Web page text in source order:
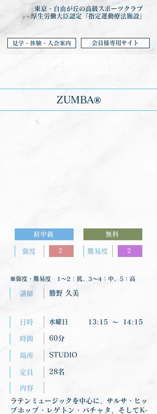
東京・自由が丘の高級スポーツクラブ
厚生労働大臣認定「指定運動療法施設」
見学・体験・入会案内 会員様専用サイト
ZUMBA®︎
初中級
強度 2
無料
難易度 2
※強度・難易度 1〜2：低、3〜4：中、5：高
講師 勝野 久美
日時 水曜日 13:15 〜 14:15
時間 60分
場所 STUDIO
定員 28名
内容
ラテンミュージックを中心に、サルサ・ヒッ
プホップ・レゲトン・バチャタ、そしてK-